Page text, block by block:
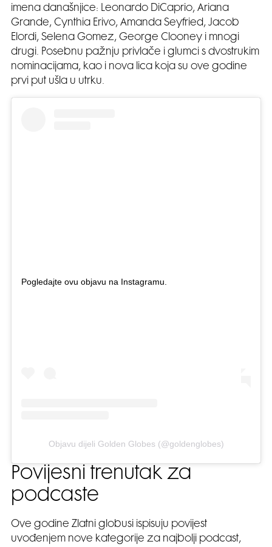
imena današnjice: Leonardo DiCaprio, Ariana
Grande, Cynthia Erivo, Amanda Seyfried, Jacob
Elordi, Selena Gomez, George Clooney i mnogi
drugi. Posebnu pažnju privlače i glumci s dvostrukim
nominacijama, kao i nova lica koja su ove godine
prvi put ušla u utrku.
Pogledajte ovu objavu na Instagramu.
Objavu dijeli Golden Globes (@goldenglobes)
Povijesni trenutak za
podcaste
Ove godine Zlatni globusi ispisuju povijest
uvođenjem nove kategorije za najbolji podcast,